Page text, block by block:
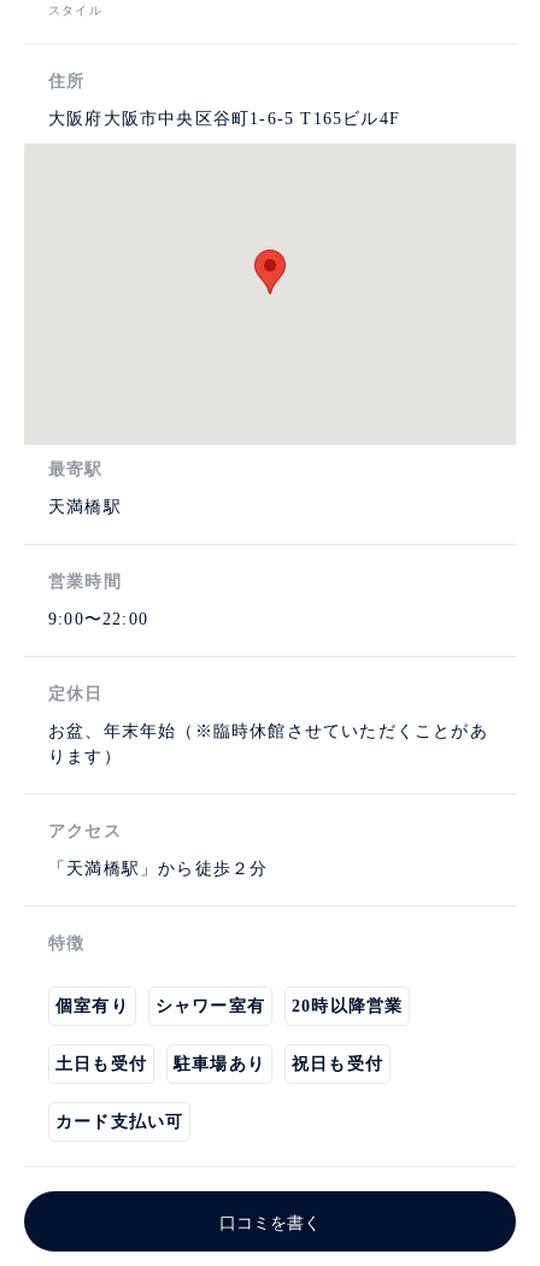
スタイル
住所
大阪府大阪市中央区谷町1-6-5 T165ビル4F
最寄駅
天満橋駅
営業時間
9:00〜22:00
定休日
お盆、年末年始（※臨時休館させていただくことがあ
ります）
アクセス
「天満橋駅」から徒歩２分
特徴
個室有り シャワー室有 20時以降営業
土日も受付 駐車場あり 祝日も受付
カード支払い可
口コミを書く